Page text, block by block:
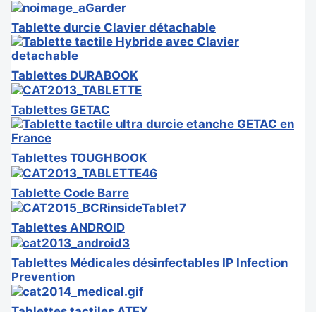
Tablette durcie Clavier détachable
Tablettes DURABOOK
Tablettes GETAC
Tablettes TOUGHBOOK
Tablette Code Barre
Tablettes ANDROID
Tablettes Médicales désinfectables IP Infection
Prevention